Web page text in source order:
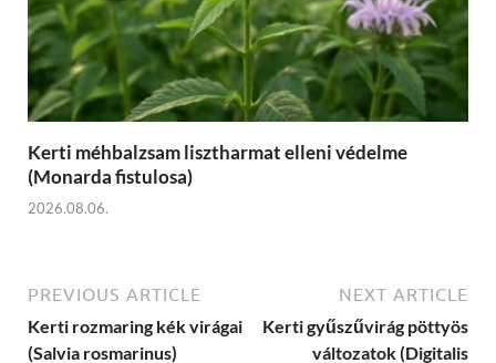
Kerti méhbalzsam lisztharmat elleni védelme
(Monarda fistulosa)
2026.08.06.
PREVIOUS ARTICLE
Kerti rozmaring kék virágai
(Salvia rosmarinus)
NEXT ARTICLE
Kerti gyűszűvirág pöttyös
változatok (Digitalis